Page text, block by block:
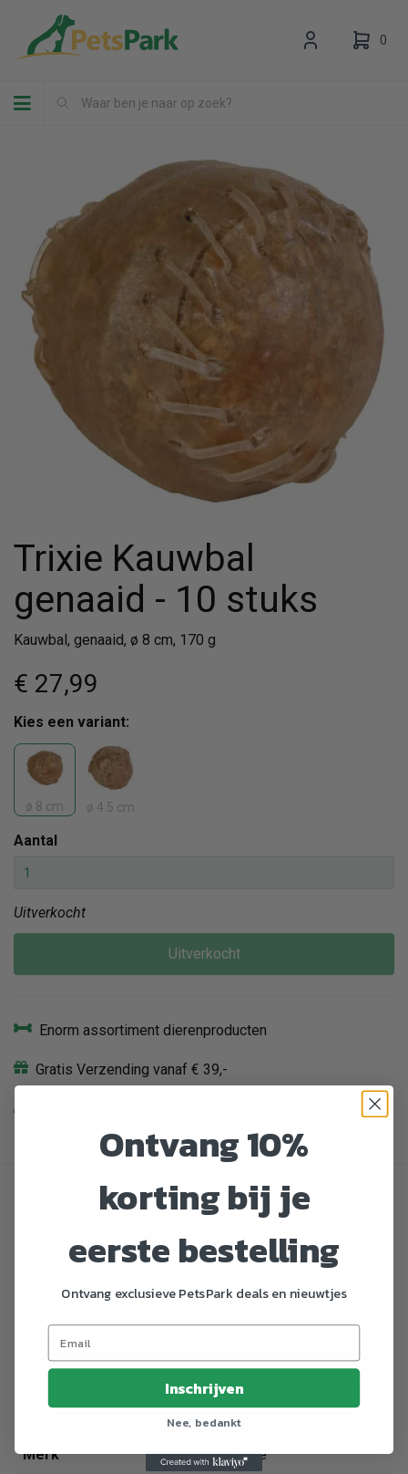
Toggle navigation
0
Uw winkelwagen is leeg.
Vul hem met producten.
Trixie Kauwbal
genaaid - 10 stuks
Kauwbal, genaaid, ø 8 cm, 170 g
€ 27,99
Kies een variant:
ø 8 cm ø 4.5 cm
Aantal
Uitverkocht
Uitverkocht
Enorm assortiment dierenproducten
Gratis Verzending vanaf € 39,-
Omschrijving
gedroogde runderhuid met maaltijd-kauwvulling
gestikt
Specificaties
Artikelnummer
2673
4011905026732
Hond
Merk
Trixie
Ontvang 10%
korting bij je
eerste bestelling
Ontvang exclusieve PetsPark deals en nieuwtjes
Inschrijven
Nee, bedankt